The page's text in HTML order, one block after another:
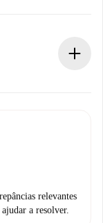
relevantes
a resolver.